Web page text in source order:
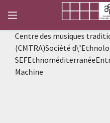
Centre des musiques
(CMTRA)Société
Machine